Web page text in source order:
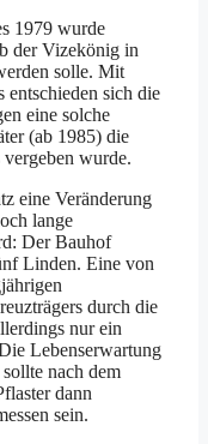
1979 wurde
der Vizekönig in
solle. Mit
entschieden sich die
eine solche
(ab 1985) die
wurde.
eine Veränderung
lange
Der Bauhof
Linden. Eine von
durch die
nur ein
Lebenserwartung
nach dem
dann
sein.